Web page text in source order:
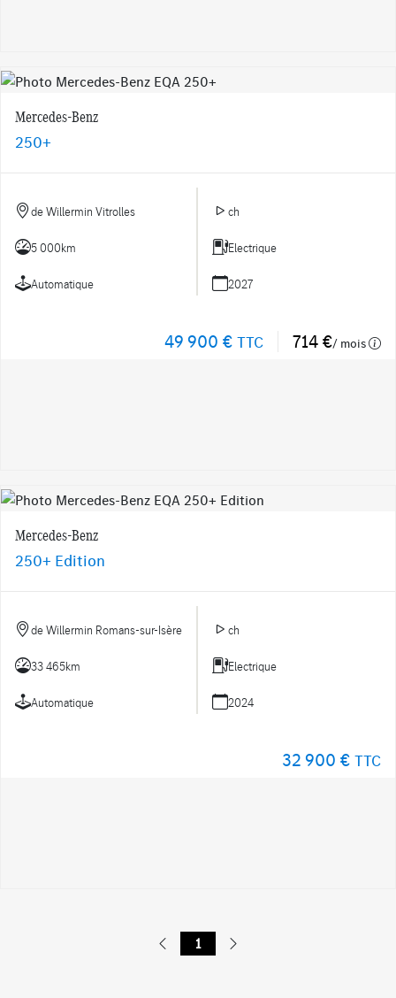
Mercedes-Benz
250+
de Willermin Vitrolles ch
5 000km Electrique
Automatique 2027
49 900 € TTC 714 €/ mois
Mercedes-Benz
250+ Edition
de Willermin Romans-sur-Isère ch
33 465km Electrique
Automatique 2024
32 900 € TTC
1